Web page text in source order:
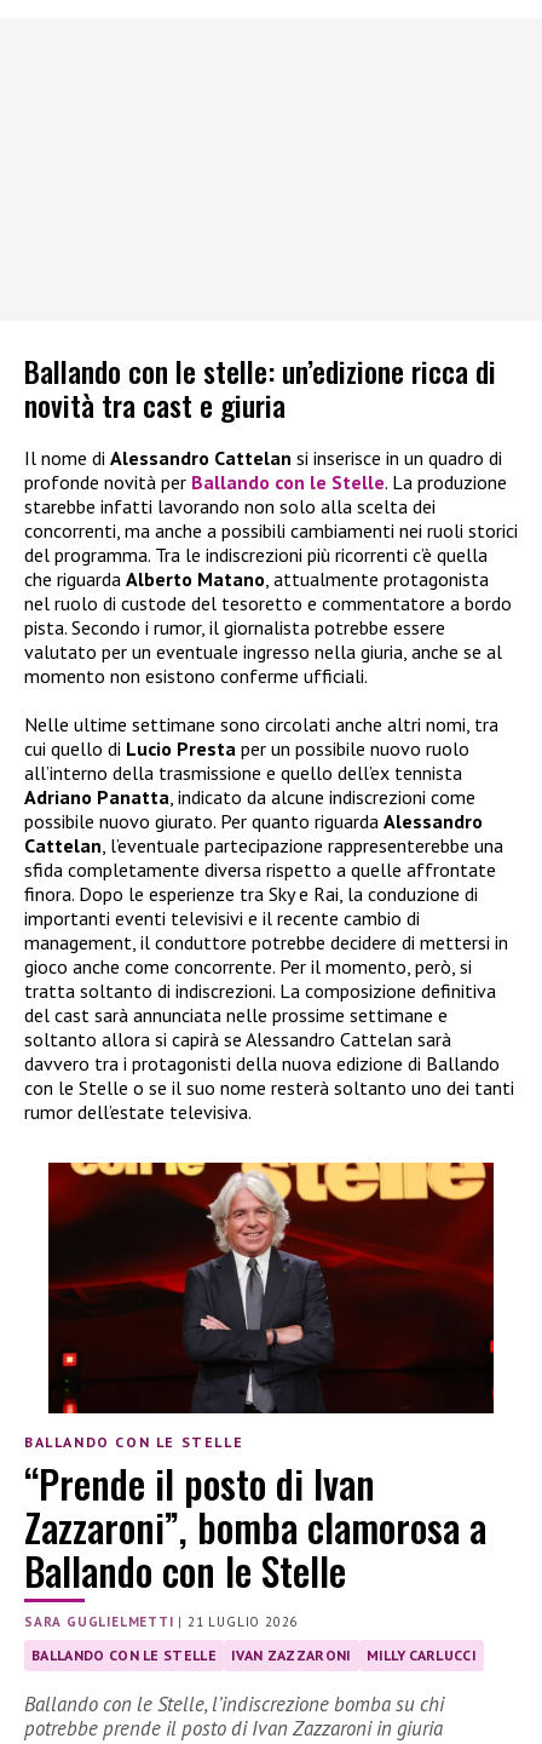
Ballando con le stelle: un’edizione ricca di
novità tra cast e giuria
Il nome di Alessandro Cattelan si inserisce in un quadro di
profonde novità per Ballando con le Stelle. La produzione
starebbe infatti lavorando non solo alla scelta dei
concorrenti, ma anche a possibili cambiamenti nei ruoli storici
del programma. Tra le indiscrezioni più ricorrenti c’è quella
che riguarda Alberto Matano , attualmente protagonista
nel ruolo di custode del tesoretto e commentatore a bordo
pista. Secondo i rumor, il giornalista potrebbe essere
valutato per un eventuale ingresso nella giuria, anche se al
momento non esistono conferme ufficiali.
Nelle ultime settimane sono circolati anche altri nomi, tra
cui quello di Lucio Presta per un possibile nuovo ruolo
all’interno della trasmissione e quello dell’ex tennista
Adriano Panatta , indicato da alcune indiscrezioni come
possibile nuovo giurato. Per quanto riguarda Alessandro
Cattelan , l’eventuale partecipazione rappresenterebbe una
sfida completamente diversa rispetto a quelle affrontate
finora. Dopo le esperienze tra Sky e Rai, la conduzione di
importanti eventi televisivi e il recente cambio di
management, il conduttore potrebbe decidere di mettersi in
gioco anche come concorrente. Per il momento, però, si
tratta soltanto di indiscrezioni. La composizione definitiva
del cast sarà annunciata nelle prossime settimane e
soltanto allora si capirà se Alessandro Cattelan sarà
davvero tra i protagonisti della nuova edizione di Ballando
con le Stelle o se il suo nome resterà soltanto uno dei tanti
rumor dell’estate televisiva.
BALLANDO CON LE STELLE
“Prende il posto di Ivan
Zazzaroni”, bomba clamorosa a
Ballando con le Stelle
SARA GUGLIELMETTI |21 LUGLIO 2026
BALLANDO CON LE STELLE IVAN ZAZZARONI MILLY CARLUCCI
Ballando con le Stelle, l’indiscrezione bomba su chi
potrebbe prende il posto di Ivan Zazzaroni in giuria